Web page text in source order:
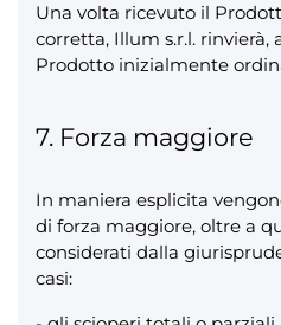
Una volta ricevuto il
corretta, Illum s.r.l. rinvierà,
Prodotto inizialmente
7. Forza maggiore
In maniera esplicita
di forza maggiore, oltre a
considerati dalla
casi: